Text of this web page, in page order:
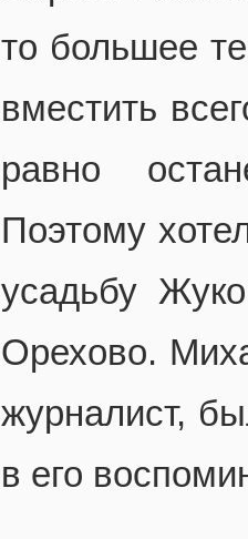
то большее
вместить
равно
Поэтому
усадьбу
Орехово.
журналист,
в его